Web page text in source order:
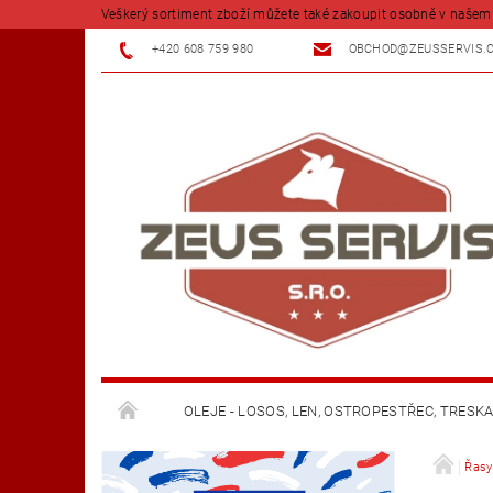
Veškerý sortiment zboží můžete také zakoupit osobně v
+420 608 759 980
OLEJE - LOSOS, LEN, OSTROPESTŘEC, TRESKA
KOŘENÍ A BYLINKY FARMY - TELATA - VKS Řasy